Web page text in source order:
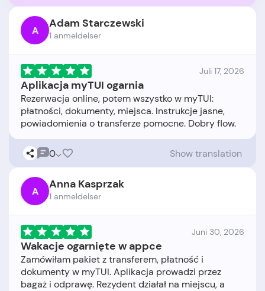
A Adam Starczewski
1 anmeldelser
Juli 17, 2026
Aplikacja myTUI ogarnia
Rezerwacja online, potem wszystko w myTUI:
płatności, dokumenty, miejsca. Instrukcje jasne,
0 Show translation
A Anna Kasprzak
1 anmeldelser
Juni 30, 2026
Wakacje ogarnięte w appce
Zamówiłam pakiet z transferem, płatność i
dokumenty w myTUI. Aplikacja prowadzi przez
bagaż i odprawę. Rezydent działał na miejscu, a